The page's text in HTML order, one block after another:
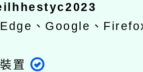
Edge、Google、
置